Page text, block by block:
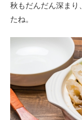
秋もだんだん深まり
たね。